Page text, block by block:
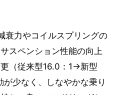
衰力やコイルスプリングの
スペンション性能の向上
（従来型16.0：1→新型
少なく、しなやかな乗り